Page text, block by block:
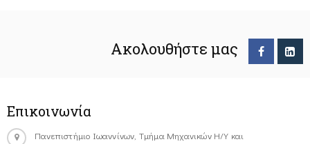
Ακολουθήστε μας
Επικοινωνία
Πανεπιστήμιο Ιωαννίνων, Τμήμα Μηχανικών Η/Υ και